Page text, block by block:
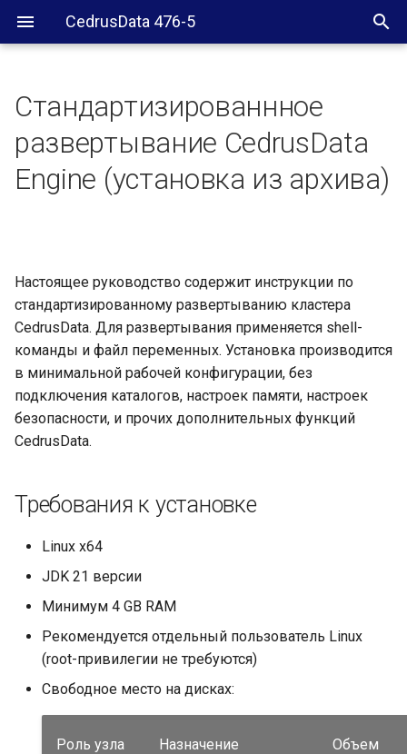
CedrusData 476-5
Требования к установке
Планирование
развертывания
Подготовка узлов
Установка CedrusData
Engine
Переменные окружения и
секреты
Остановка CedrusData
Engine
Стандартизированнное
развертывание CedrusData
Engine (установка из архива)
Настоящее руководство содержит инструкции по
стандартизированному развертыванию кластера
CedrusData. Для развертывания применяется shell-
команды и файл переменных. Установка производится
в минимальной рабочей конфигурации, без
подключения каталогов, настроек памяти, настроек
безопасности, и прочих дополнительных функций
CedrusData.
Требования к установке
Linux x64
JDK 21 версии
Минимум 4 GB RAM
Рекомендуется отдельный пользователь Linux
(root-привилегии не требуются)
Свободное место на дисках:
Роль узла Назначение Объем